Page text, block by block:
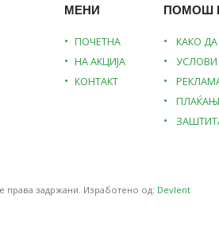
МЕНИ
ПОЧЕТНА
НА АКЦИЈА
КОНТАКТ
ПОМОШ
КАКО
УСЛОВИ
права задржани. Изработено од: Devlent